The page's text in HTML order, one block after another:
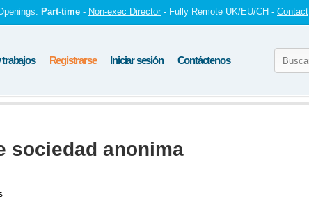
Part-time - Non-exec Director - Fully Remote UK/EU/CH - Contact
trabajos Registrarse Iniciar sesión Contáctenos
sociedad anonima